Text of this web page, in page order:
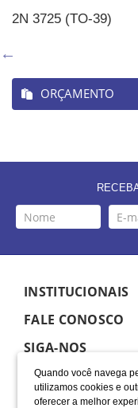
Quando você navega
utilizamos cookies e
oferecer a melhor
2N 3725 (TO-39)
ORÇAMENTO
INSTITUCIONAIS
FALE CONOSCO
SIGA-NOS